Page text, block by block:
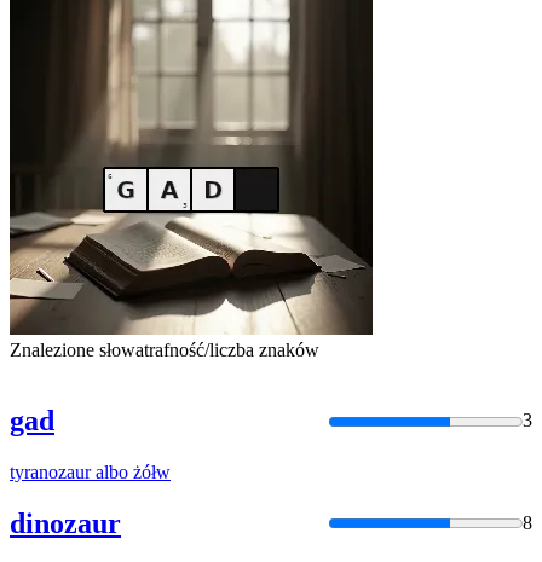
Znalezione słowatrafność/liczba znaków
gad 3
tyranozauralbo żółw
dinozaur 8